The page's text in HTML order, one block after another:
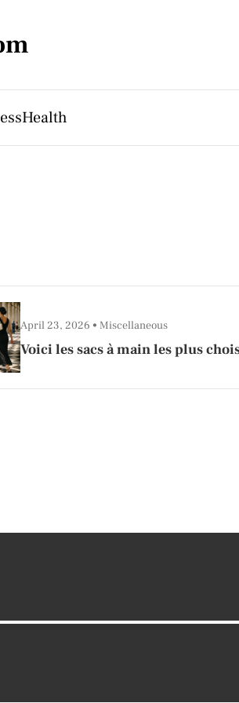
Health
Voici les sacs à main les plus
April 23, 2026 Miscellaneous